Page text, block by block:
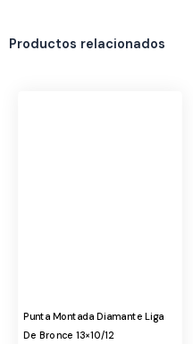
Productos relacionados
Punta Montada Diamante Liga
De Bronce 13×10/12